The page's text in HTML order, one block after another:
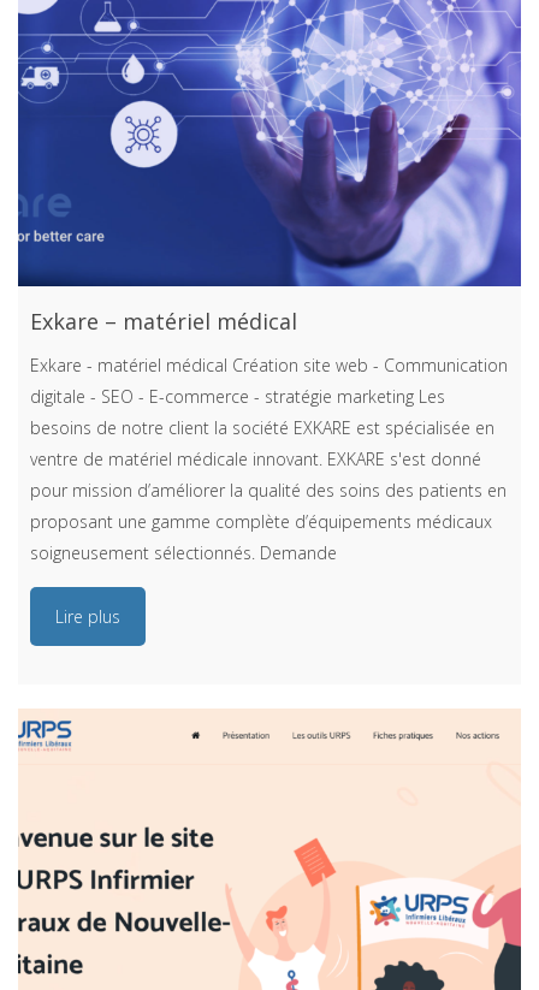
Exkare – matériel médical
Exkare - matériel médical Création site web - Communication
digitale - SEO - E-commerce - stratégie marketing Les
besoins de notre client la société EXKARE est spécialisée en
ventre de matériel médicale innovant. EXKARE s'est donné
pour mission d’améliorer la qualité des soins des patients en
proposant une gamme complète d’équipements médicaux
soigneusement sélectionnés. Demande
Lire plus